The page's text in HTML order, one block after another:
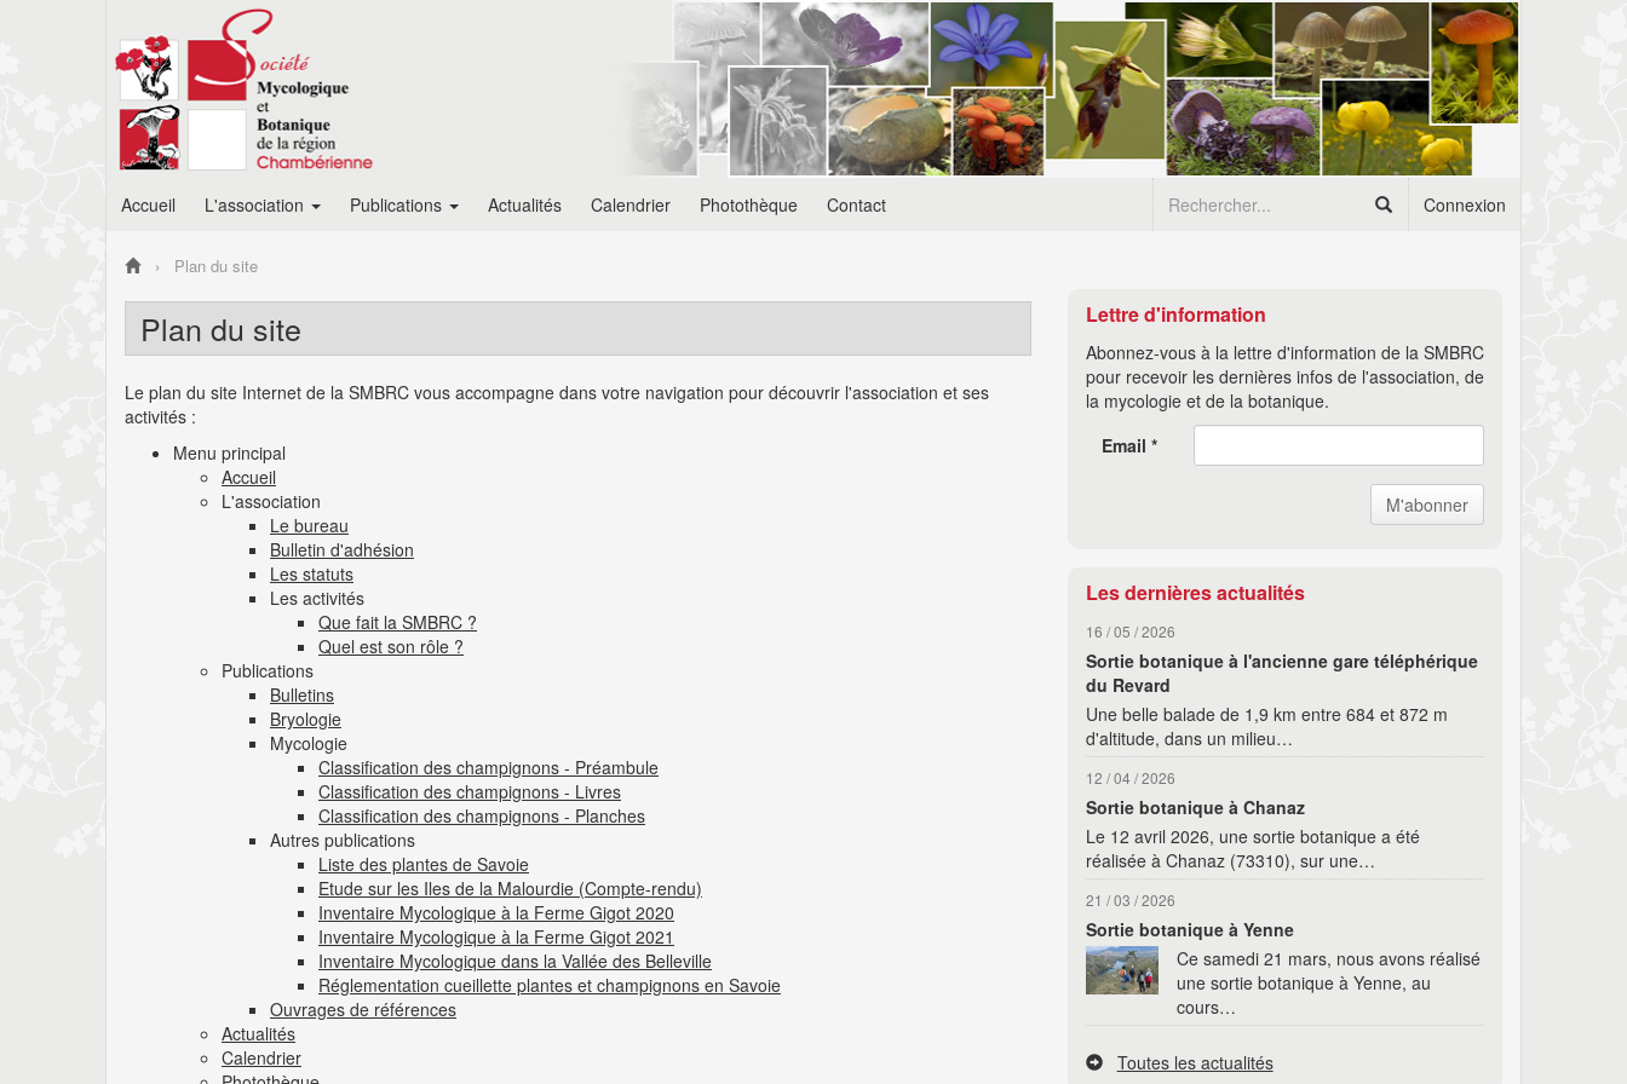
Accueil L'association Publications Actualités Calendrier Photothèque Contact Connexion
Plan du site
Plan du site
Le plan du site Internet de la SMBRC vous accompagne dans votre navigation pour découvrir l'association et ses
activités :
Menu principal
Accueil
L'association
Le bureau
Bulletin d'adhésion
Les statuts
Les activités
Que fait la SMBRC ?
Quel est son rôle ?
Publications
Bulletins
Bryologie
Mycologie
Classification des champignons - Préambule
Classification des champignons - Livres
Classification des champignons - Planches
Autres publications
Liste des plantes de Savoie
Etude sur les Iles de la Malourdie (Compte-rendu)
Inventaire Mycologique à la Ferme Gigot 2020
Inventaire Mycologique à la Ferme Gigot 2021
Inventaire Mycologique dans la Vallée des Belleville
Réglementation cueillette plantes et champignons en Savoie
Ouvrages de références
Actualités
Calendrier
Lettre d'information
Abonnez-vous à la lettre d'information de la SMBRC
pour recevoir les dernières infos de l'association, de
la mycologie et de la botanique.
Email *
Les dernières actualités
16 / 05 / 2026
Sortie botanique à l'ancienne gare téléphérique
du Revard
Une belle balade de 1,9 km entre 684 et 872 m
d'altitude, dans un milieu…
12 / 04 / 2026
Sortie botanique à Chanaz
Le 12 avril 2026, une sortie botanique a été
réalisée à Chanaz (73310), sur une…
21 / 03 / 2026
Sortie botanique à Yenne
Ce samedi 21 mars, nous avons réalisé
une sortie botanique à Yenne, au
cours…
Toutes les actualités